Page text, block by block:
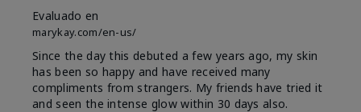
Evaluado en
marykay.com/en-us/
Since the day this debuted a few years ago, my skin
has been so happy and have received many
compliments from strangers. My friends have tried it
and seen the intense glow within 30 days also.